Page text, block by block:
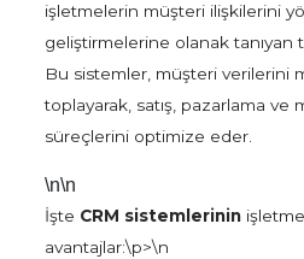
işletmelerin müşteri ilişkilerini
geliştirmelerine olanak tanıyan
Bu sistemler, müşteri verilerini
toplayarak, satış, pazarlama ve
süreçlerini optimize eder.
\n\n
İşte CRM sistemlerinin
avantajlar:\p>\n